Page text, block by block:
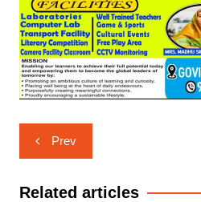
Post
navigation
Prev
Related articles